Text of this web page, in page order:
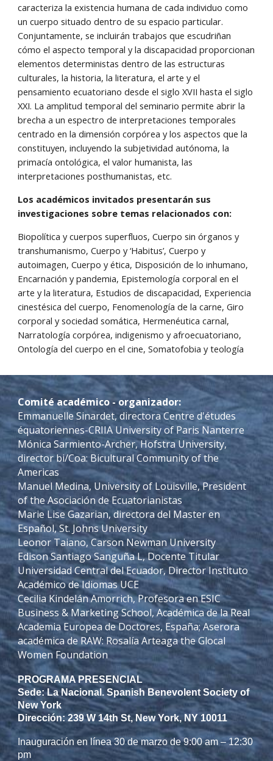
caracteriza la existencia humana de cada individuo como
un cuerpo situado dentro de su espacio particular.
Conjuntamente, se incluirán trabajos que escudriñan
cómo el aspecto temporal y la discapacidad proporcionan
elementos deterministas dentro de las estructuras
culturales, la historia, la literatura, el arte y el
pensamiento ecuatoriano desde el siglo XVII hasta el siglo
XXI. La amplitud temporal del seminario permite abrir la
brecha a un espectro de interpretaciones temporales
centrado en la dimensión corpórea y los aspectos que la
constituyen, incluyendo la subjetividad autónoma, la
primacía ontológica, el valor humanista, las
interpretaciones posthumanistas, etc.
Los académicos invitados presentarán sus
investigaciones sobre temas relacionados con:
Biopolítica y cuerpos superfluos, Cuerpo sin órganos y
transhumanismo, Cuerpo y ‘Habitus’, Cuerpo y
autoimagen, Cuerpo y ética, Disposición de lo inhumano,
Encarnación y pandemia, Epistemología corporal en el
arte y la literatura, Estudios de discapacidad, Experiencia
cinestésica del cuerpo, Fenomenología de la carne, Giro
corporal y sociedad somática, Hermenéutica carnal,
Narratología corpórea, indigenismo y afroecuatoriano,
Ontología del cuerpo en el cine, Somatofobia y teología
Comité académico - organizador:
Emmanuelle Sinardet, directora Centre d'études
équatoriennes-CRIIA University of Paris Nanterre
Mónica Sarmiento-Archer, Hofstra University,
director bi/Coa: Bicultural Community of the
Americas
Manuel Medina, University of Louisville, President
of the Asociación de Ecuatorianistas
Marie Lise Gazarian, directora del Master en
Español, St. Johns University
Leonor Taiano, Carson Newman University
Edison Santiago Sanguña L, Docente Titular
Universidad Central del Ecuador, Director Instituto
Académico de Idiomas UCE
Cecilia Kindelán Amorrich, Profesora en ESIC
Business & Marketing School, Académica de la Real
Academia Europea de Doctores, España; Aserora
académica de RAW: Rosalía Arteaga the Glocal
Women Foundation
PROGRAMA PRESENCIAL
Sede: La Nacional. Spanish Benevolent Society of
New York
Dirección: 239 W 14th St, New York, NY 10011
Inauguración en línea 30 de marzo de 9:00 am – 12:30
pm